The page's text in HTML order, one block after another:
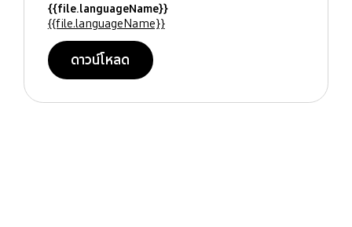
{{file.languageName}}
{{file.languageName}}
ดาวน์โหลด